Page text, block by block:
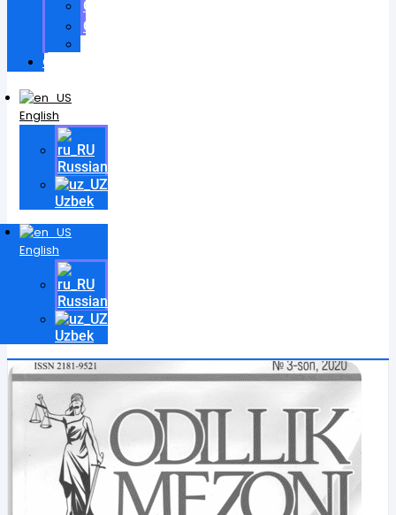
Certificates
Contracts
Contact
English
Russian
Uzbek
English
Russian
Uzbek